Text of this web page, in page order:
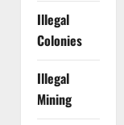
Illegal
Colonies
Illegal
Mining